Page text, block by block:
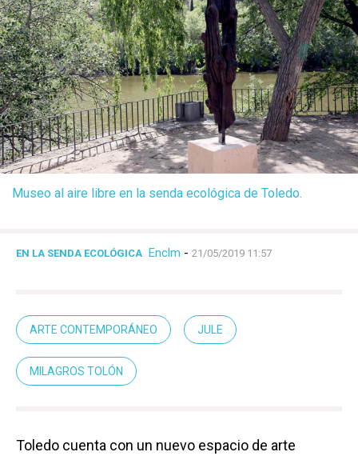
Museo al aire libre en la senda ecológica de Toledo.
EN LA SENDA ECOLÓGICA Enclm - 21/05/2019 11:57
ARTE CONTEMPORÁNEO JULE
MILAGROS TOLÓN
Toledo cuenta con un nuevo espacio de arte